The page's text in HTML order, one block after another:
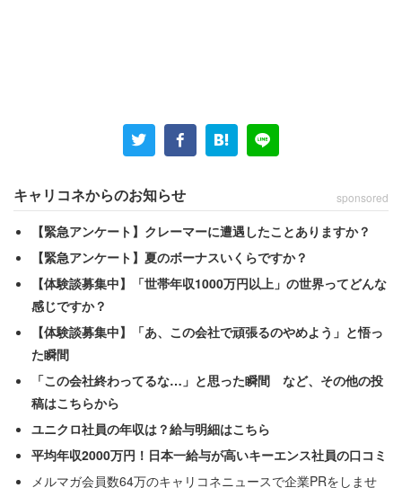
本はみんなのもの。マナーを守って使いましょう。
キャリコネからのお知らせ sponsored
【緊急アンケート】クレーマーに遭遇したことありますか？
【緊急アンケート】夏のボーナスいくらですか？
【体験談募集中】「世帯年収1000万円以上」の世界ってどんな
感じですか？
【体験談募集中】「あ、この会社で頑張るのやめよう」と悟っ
た瞬間
「この会社終わってるな…」と思った瞬間 など、その他の投
稿はこちらから
ユニクロ社員の年収は？給与明細はこちら
平均年収2000万円！日本一給与が高いキーエンス社員の口コミ
メルマガ会員数64万のキャリコネニュースで企業PRをしませ